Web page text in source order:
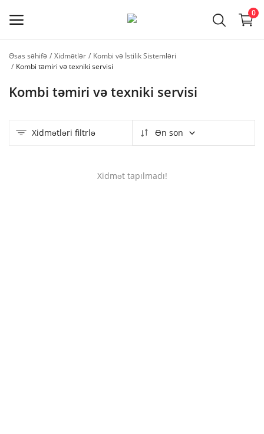
0
Usta
Kateqoriyalar
Əsas səhifə Xidmətlər
Kombi və İstilik Sistemləri
Kombi təmiri və texniki servisi
Kombi təmiri və texniki servisi
Xidmətləri filtrlə Ən son
Xidmət tapılmadı!